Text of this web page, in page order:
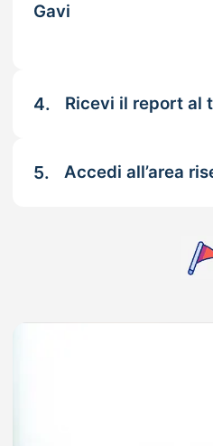
Gavi
4. Ricevi il report al
5. Accedi all’area